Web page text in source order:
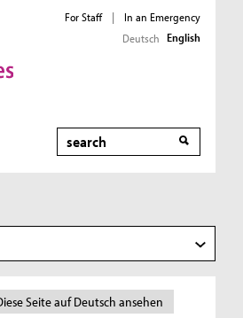
For Staff |
In an Emergency
Deutsch English
Search
Seite auf Deutsch ansehen